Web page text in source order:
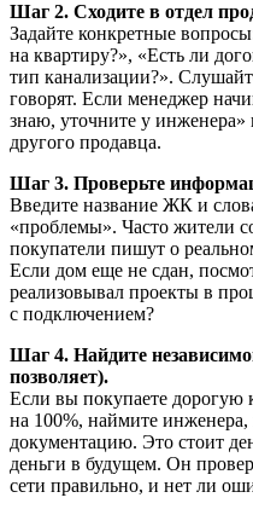
Шаг 2. Сходите в отдел
Задайте конкретные
на квартиру?», «Есть ли
тип канализации?».
говорят. Если менеджер
знаю, уточните у
другого продавца.
Шаг 3. Проверьте
Введите название ЖК и
«проблемы». Часто жители
покупатели пишут о
Если дом еще не сдан,
реализовывал проекты в
с подключением?
Шаг 4. Найдите
позволяет).
Если вы покупаете дорогую
на 100%, наймите
документацию. Это стоит
деньги в будущем. Он
сети правильно, и нет ли